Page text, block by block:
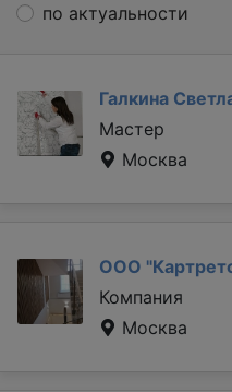
по актуальности
Галкина
Мастер
Москва
ООО
Компания
Москва